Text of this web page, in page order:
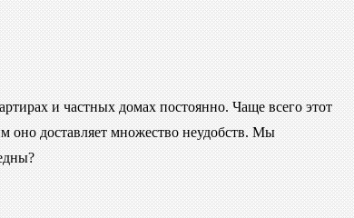
и частных домах постоянно. Чаще всего этот
оно доставляет множество неудобств. Мы